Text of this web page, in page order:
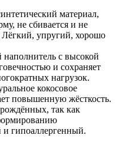
материал,
не сбивается и не
Лёгкий, упругий, хорошо
с высокой
и сохраняет
нагрузок.
кокосовое
повышенную жёсткость.
так как
гипоаллергенный.